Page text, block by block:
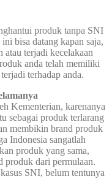
produk tanpa SNI
bisa datang kapan saja,
atau terjadi kecelakaan
anda telah memiliki
terhadap anda.
Kementerian, karenanya
sebagai produk terlarang
membikin brand produk
Indonesia sangatlah
produk yang sama,
produk dari permulaan.
SNI, belum tentunya